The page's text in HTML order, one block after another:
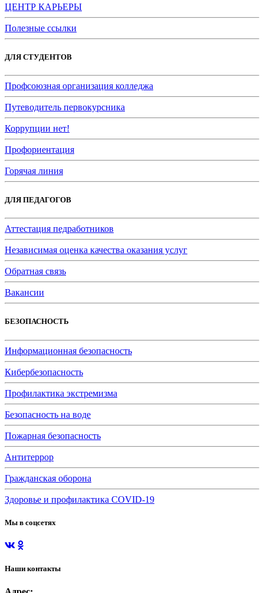
ЦЕНТР КАРЬЕРЫ
Полезные ссылки
ДЛЯ СТУДЕНТОВ
Профсоюзная организация колледжа
Путеводитель первокурсника
Коррупции нет!
Профориентация
Горячая линия
ДЛЯ ПЕДАГОГОВ
Аттестация педработников
Независимая оценка качества оказания услуг
Обратная связь
Вакансии
БЕЗОПАСНОСТЬ
Информационная безопасность
Кибербезопасность
Профилактика экстремизма
Безопасность на воде
Пожарная безопасность
Антитеррор
Гражданская оборона
Здоровье и профилактика COVID-19
Мы в соцсетях
Наши контакты